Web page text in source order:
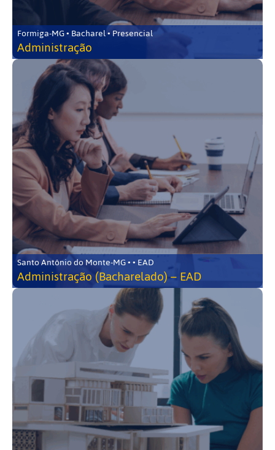
Formiga-MG • Bacharel • Presencial
Administração
Santo Antônio do Monte-MG • • EAD
Administração (Bacharelado) – EAD